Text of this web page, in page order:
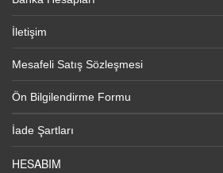
İletişim
Mesafeli Satış Sözleşmesi
Ön Bilgilendirme Formu
İade Şartları
HESABIM